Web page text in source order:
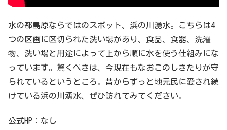
水の都島原ならではのスポット、浜の川湧水。こちらは4
つの区画に区切られた洗い場があり、食品、食器、洗濯
物、洗い場と用途によって上から順に水を使う仕組みにな
っています。驚くべきは、今現在もなおこのしきたりが守
られているというところ。昔からずっと地元民に愛され続
けている浜の川湧水、ぜひ訪れてみてください。
公式HP：なし